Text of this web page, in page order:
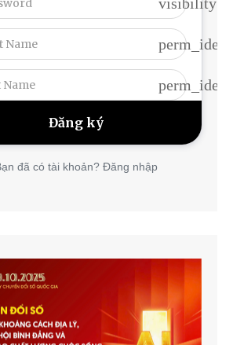
đã có tài khoản? Đăng nhập